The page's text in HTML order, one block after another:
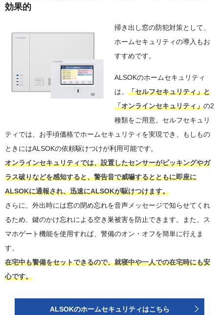
効果的
掃き出し窓の防犯対策として、
ホームセキュリティの導入もお
すすめです。
ALSOKのホームセキュリティ
は、 「セルフセキュリティ」と
「オンラインセキュリティ」の2
種類をご用意。セルフセキュリ
ティでは、お手頃価格でホームセキュリティを実現でき、もしもの
ときにはALSOKの依頼駆けつけが利用可能です。
オンラインセキュリティでは、設置したセンサーがピッキングやガ
ラス破りなどを感知すると、警告音で威嚇するとともに即座に
ALSOKに通報され、迅速にALSOKが駆けつけます。
さらに、外出時には窓の閉め忘れを音声メッセージで知らせてくれ
るため、鍵のかけ忘れによる空き巣被害を防止できます。また、ス
マホゲート機能を使用すれば、警備のオン・オフを簡単に行えま
す。
在宅中も警備をセットできるので、就寝中や一人での在宅時にも安
心です。
ALSOKのホームセキュリティはこちら